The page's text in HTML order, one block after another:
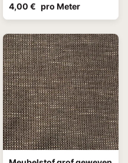
4,00 € pro Meter